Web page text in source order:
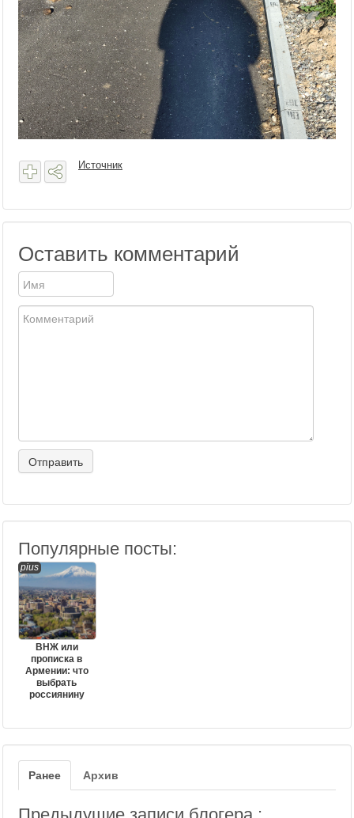
Источник
Оставить комментарий
Популярные посты:
pius
ВНЖ или
прописка в
Армении: что
выбрать
россиянину
Ранее Архив